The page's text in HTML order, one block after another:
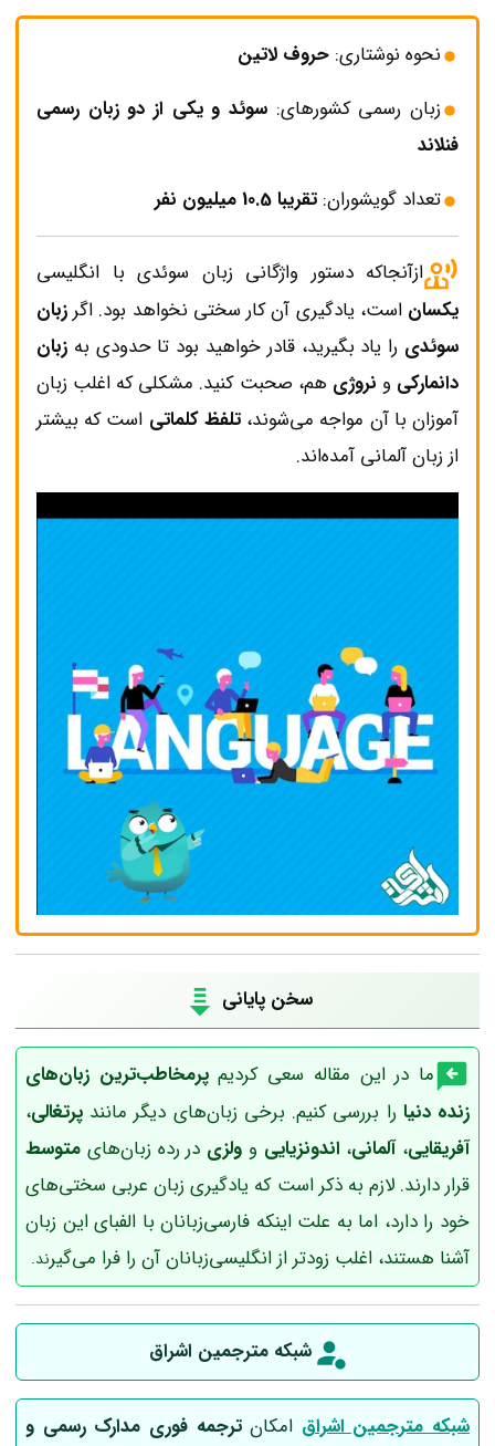
نحوه نوشتاری: حروف لاتین
زبان رسمی کشورهای: سوئد و یکی از دو زبان رسمی
فنلاند
تعداد گویشوران: تقریبا 10.5 میلیون نفر
ازآنجاکه دستور واژگانی زبان سوئدی با انگلیسی
یکسان است، یادگیری آن کار سختی نخواهد بود. اگرزبان
سوئدی را یاد بگیرید، قادر خواهید بود تا حدودی به زبان
دانمارکی و نروژی هم‌، صحبت کنید. مشکلی که اغلب زبان
آموزان با آن مواجه می‌شوند،تلفظ کلماتی است که بیشتر
از زبان آلمانی آمده‌اند.
سخن پایانی
ما در این مقاله سعی کردیمپرمخاطب‌ترین زبان‌های
زنده دنیا را بررسی کنیم. برخی زبان‌های دیگر مانند پرتغالی،
آفریقایی،آلمانی، اندونزیایی و ولزی در رده زبان‌های متوسط
قرار دارند. لازم به ذکر است که یادگیری زبان عربی سختی‌های
خود را دارد، اما به علت اینکه فارسی‌زبانان با الفبای این زبان
آشنا هستند، اغلب زودتر از انگلیسی‌زبانان آن را فرا می‌گیرند.
شبکه مترجمین اشراق
شبکه مترجمین اشراق امکانترجمه فوری مدارک رسمی و